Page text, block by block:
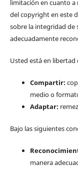
limitación en cuanto
del copyright en este
sobre la integridad de
adecuadamente
Usted está en libertad
Compartir:
medio o
Adaptar:
Bajo las siguientes
manera